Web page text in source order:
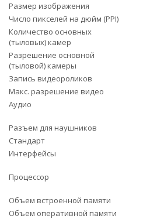
Размер изображения
Число пикселей на дюйм (PPI)
Количество основных
(тыловых) камер
Разрешение основной
(тыловой) камеры
Запись видеороликов
Макс. разрешение видео
Аудио
Разъем для наушников
Стандарт
Интерфейсы
Процессор
Объем встроенной памяти
Объем оперативной памяти